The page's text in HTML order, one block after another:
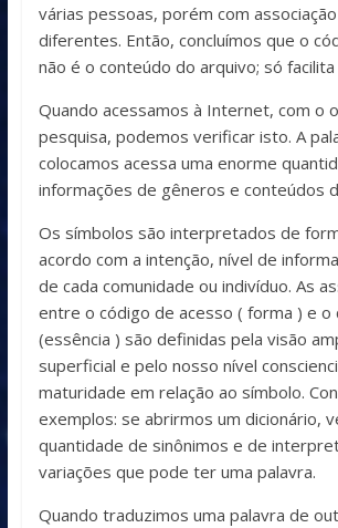
várias pessoas, porém com
diferentes. Então, concluímos que o
não é o conteúdo do arquivo; só
Quando acessamos à Internet, com o
pesquisa, podemos verificar isto. A
colocamos acessa uma enorme
informações de gêneros e conteúdos
Os símbolos são interpretados de
acordo com a intenção, nível de
de cada comunidade ou indivíduo. As
entre o código de acesso ( forma ) e o
(essência ) são definidas pela visão
superficial e pelo nosso nível
maturidade em relação ao símbolo.
exemplos: se abrirmos um dicionário,
quantidade de sinônimos e de
variações que pode ter uma palavra.
Quando traduzimos uma palavra de